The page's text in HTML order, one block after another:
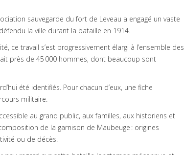
sauvegarde du fort de Leveau a engagé un vaste
la ville durant la bataille en 1914.
ce travail s’est progressivement élargi à l’ensemble des
près de 45 000 hommes, dont beaucoup sont
été identifiés. Pour chacun d’eux, une fiche
militaire.
au grand public, aux familles, aux historiens et
de la garnison de Maubeuge : origines
ou de décès.